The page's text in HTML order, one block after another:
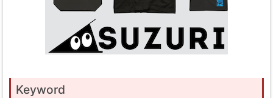
Keyword